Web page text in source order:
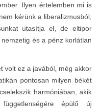
Ilyen értelemben mi is
kérünk a liberalizmusból,
utasítja el, de eltipor
és a pénz korlátlan
volt ez a javából, még akkor
pontosan milyen békét
harmóniában, akik
épülő új